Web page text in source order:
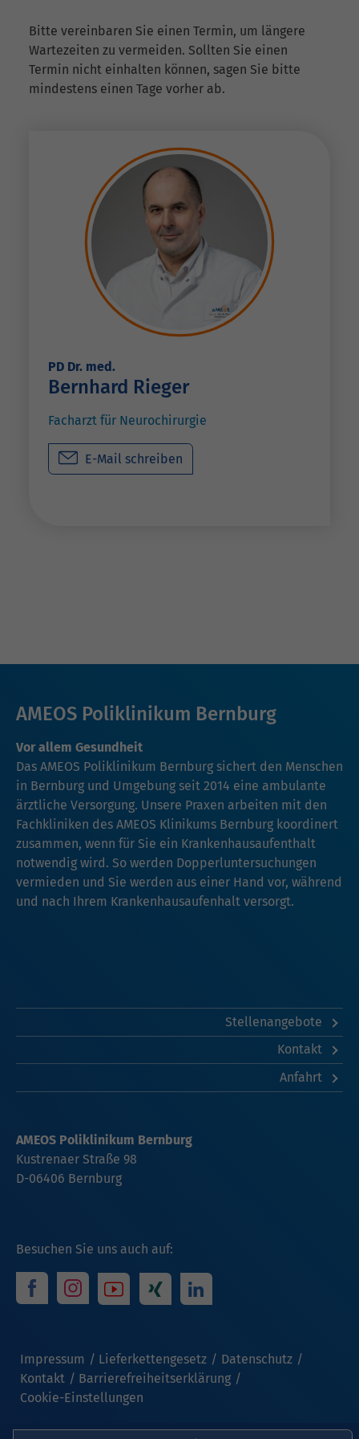
Bitte vereinbaren Sie einen Termin, um längere
Wartezeiten zu vermeiden. Sollten Sie einen
Termin nicht einhalten können, sagen Sie bitte
mindestens einen Tage vorher ab.
PD Dr. med.
Bernhard Rieger
Facharzt für Neurochirurgie
E-Mail schreiben
AMEOS Poliklinikum Bernburg
Vor allem Gesundheit
Das AMEOS Poliklinikum Bernburg sichert den Menschen
in Bernburg und Umgebung seit 2014 eine ambulante
ärztliche Versorgung. Unsere Praxen arbeiten mit den
Fachkliniken des AMEOS Klinikums Bernburg koordinert
zusammen, wenn für Sie ein Krankenhausaufenthalt
notwendig wird. So werden Dopperluntersuchungen
vermieden und Sie werden aus einer Hand vor, während
und nach Ihrem Krankenhausaufenhalt versorgt.
Stellenangebote
Kontakt
Anfahrt
Besuchen Sie uns auch auf:
Impressum Lieferkettengesetz
Datenschutz
Kontakt
Barrierefreiheitserklärung
Cookie-Einstellungen
AMEOS Poliklinikum Bernburg
Kustrenaer Straße 98
D-06406 Bernburg